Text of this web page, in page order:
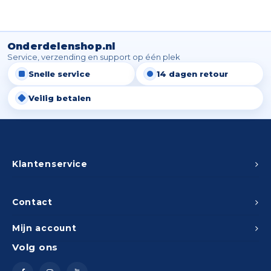
Onderdelenshop.nl
Service, verzending en support op één plek
Snelle service
14 dagen retour
Veilig betalen
Contact
Klantenservice
Mijn account
Volg ons